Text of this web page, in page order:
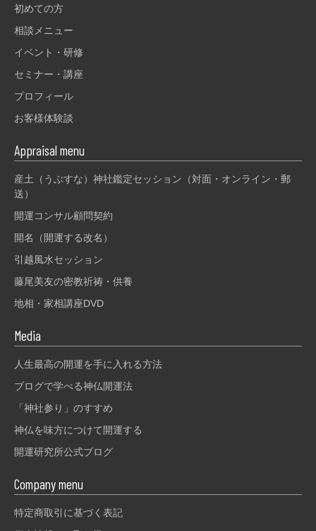
初めての方
相談メニュー
イベント・研修
セミナー・講座
プロフィール
お客様体験談
Appraisal menu
産土（うぶすな）神社鑑定セッション（対面・オンライン・郵
送）
開運コンサル顧問契約
開名（開運する改名）
引越風水セッション
藤尾美友の密教祈祷・供養
地相・家相講座DVD
Media
人生最高の開運を手に入れる方法
ブログで学べる神仏開運法
「神社参り」のすすめ
神仏を味方につけて開運する
開運研究所公式ブログ
Company menu
特定商取引に基づく表記